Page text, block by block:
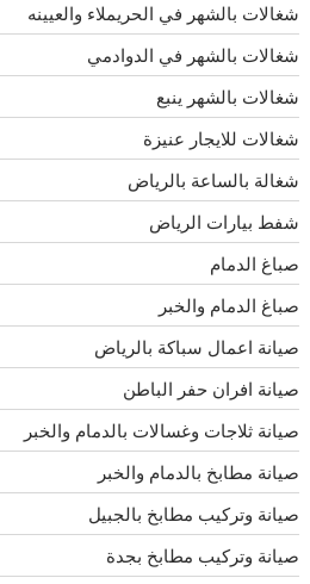
شغالات بالشهر في الحريملاء والعيينه
شغالات بالشهر في الدوادمي
شغالات بالشهر ينبع
شغالات للايجار عنيزة
شغالة بالساعة بالرياض
شفط بيارات الرياض
صباغ الدمام
صباغ الدمام والخبر
صيانة اعمال سباكة بالرياض
صيانة افران حفر الباطن
صيانة ثلاجات وغسالات بالدمام والخبر
صيانة مطابخ بالدمام والخبر
صيانة وتركيب مطابخ بالجبيل
صيانة وتركيب مطابخ بجدة